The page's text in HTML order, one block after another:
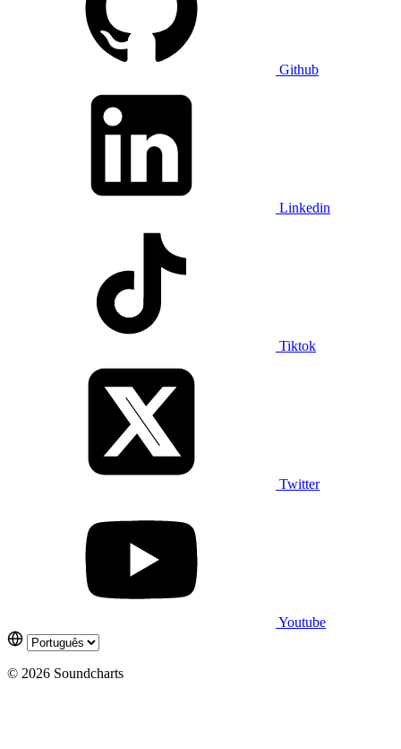
Github
Linkedin
Tiktok
Twitter
Youtube
© 2026 Soundcharts